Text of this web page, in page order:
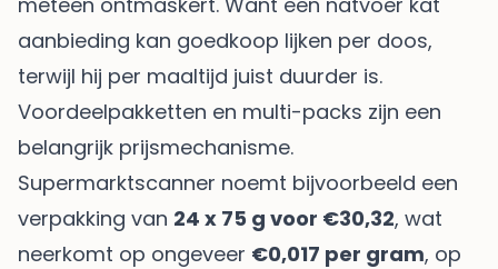
aanbieding kan goedkoop lijken per doos,
terwijl hij per maaltijd juist duurder is.
Voordeelpakketten en multi-packs zijn een
belangrijk prijsmechanisme.
Supermarktscanner noemt bijvoorbeeld een
verpakking van 24 x 75 g voor €30,32, wat
neerkomt op ongeveer €0,017 per gram, op